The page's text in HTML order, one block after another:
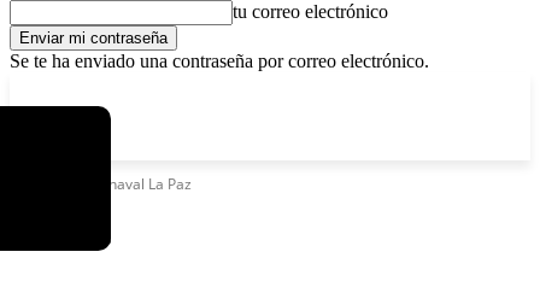
tu correo electrónico
Se te ha enviado una contraseña por correo electrónico.
Carnaval La Paz